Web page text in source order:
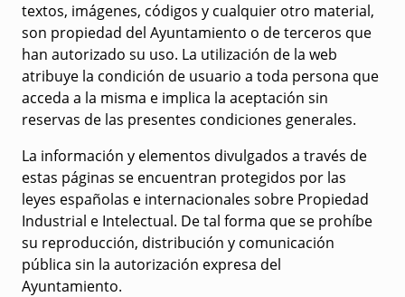
textos, imágenes, códigos y cualquier otro material,
son propiedad del Ayuntamiento o de terceros que
han autorizado su uso. La utilización de la web
atribuye la condición de usuario a toda persona que
acceda a la misma e implica la aceptación sin
reservas de las presentes condiciones generales.
La información y elementos divulgados a través de
estas páginas se encuentran protegidos por las
leyes españolas e internacionales sobre Propiedad
Industrial e Intelectual. De tal forma que se prohíbe
su reproducción, distribución y comunicación
pública sin la autorización expresa del
Ayuntamiento.